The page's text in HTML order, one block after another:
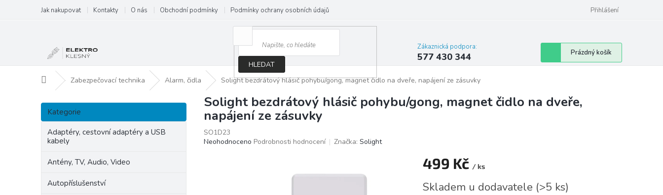
obsah
Jak nakupovat Kontakty O nás Obchodní podmínky Podmínky ochrany osobních údajů Přihlášení
HLEDAT
Zákaznická podpora:
577 430 344
Nákupní
košík
Prázdný košík
Domů Zabezpečovací technika Alarm, čidla Solight bezdrátový hlásič pohybu/gong, magnet čidlo na dveře, napájení ze zásuvky
P
s
Přeskočit
kategorie
Kategorie
Adaptéry, cestovní adaptéry a USB
kabely
Antény, TV, Audio, Video
Autopříslušenství
Solight bezdrátový hlásič pohybu/gong, magnet čidlo na dveře,
napájení ze zásuvky
SO1D23
Průměrné
Neohodnoceno Podrobnosti hodnocení Značka: Solight
499 Kč / ks
cena:
Skladem u dodavatele (>5 ks)